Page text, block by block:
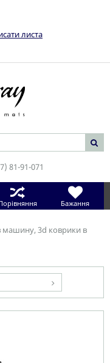
машину, 3d коврики в
листа
81-91-071
Бажання